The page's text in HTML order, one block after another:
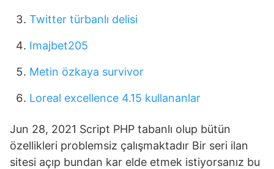
Twitter türbanlı delisi
Imajbet205
Metin özkaya survivor
Loreal excellence 4.15 kullananlar
Jun 28, 2021 Script PHP tabanlı olup bütün
özellikleri problemsiz çalışmaktadır Bir seri ilan
sitesi açıp bundan kar elde etmek istiyorsanız bu